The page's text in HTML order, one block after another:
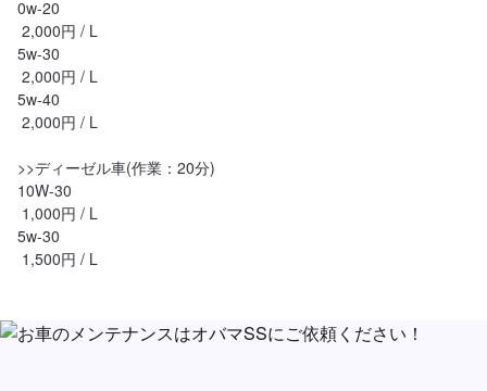
0w-20
5w-30
5w-40
>>ディーゼル車(作業：20分)
10W-30
5w-30
1,500円 / L